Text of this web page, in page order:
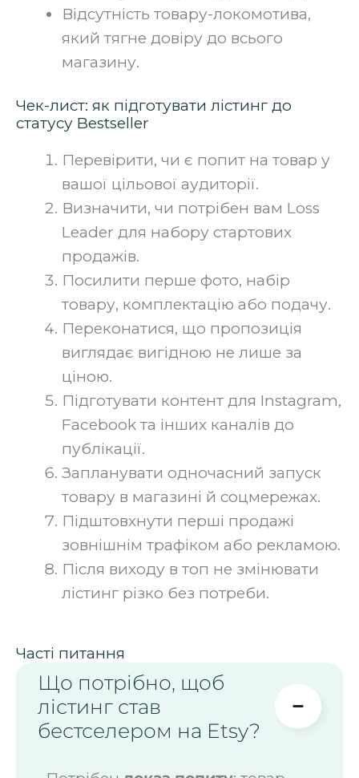
Відсутність товару-локомотива,
який тягне довіру до всього
магазину.
Чек-лист: як підготувати лістинг до
статусу Bestseller
Перевірити, чи є попит на товар у
вашої цільової аудиторії.
Визначити, чи потрібен вам Loss
Leader для набору стартових
продажів.
Посилити перше фото, набір
товару, комплектацію або подачу.
Переконатися, що пропозиція
виглядає вигідною не лише за
ціною.
Підготувати контент для Instagram,
Facebook та інших каналів до
публікації.
Запланувати одночасний запуск
товару в магазині й соцмережах.
Підштовхнути перші продажі
зовнішнім трафіком або рекламою.
Після виходу в топ не змінювати
лістинг різко без потреби.
Часті питання
Що потрібно, щоб
лістинг став
бестселером на Etsy?